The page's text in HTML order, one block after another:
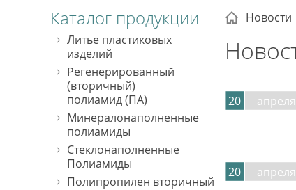
Каталог продукции
Литье пластиковых
изделий
Регенерированный
(вторичный)
полиамид (ПА)
Минералонаполненные
полиамиды
Стеклонаполненные
Полиамиды
Полипропилен вторичный
Новости
20
20